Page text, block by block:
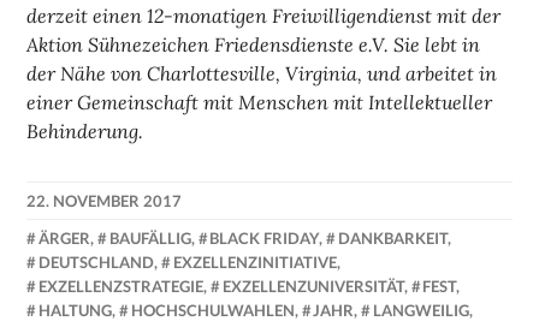
derzeit einen 12-monatigen Freiwilligendienst mit der
Aktion Sühnezeichen Friedensdienste e.V. Sie lebt in
der Nähe von Charlottesville, Virginia, und arbeitet in
einer Gemeinschaft mit Menschen mit Intellektueller
Behinderung.
22. NOVEMBER 2017
LUISE
MARTHA
ANTER
ÄRGER, BAUFÄLLIG, BLACK FRIDAY, DANKBARKEIT,
DEUTSCHLAND, EXZELLENZINITIATIVE,
EXZELLENZSTRATEGIE, EXZELLENZUNIVERSITÄT, FEST,
HALTUNG, HOCHSCHULWAHLEN, JAHR, LANGWEILIG,